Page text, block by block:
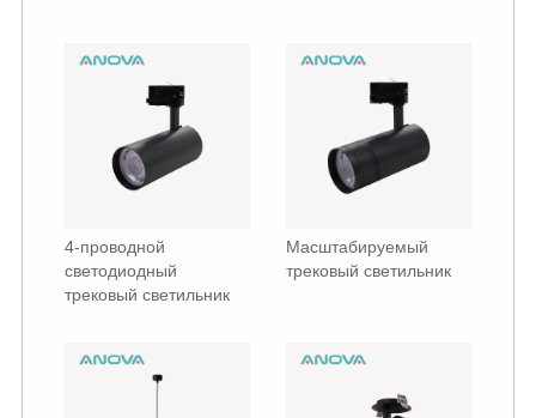
4-проводной
светодиодный
трековый светильник
Масштабируемый
трековый светильник